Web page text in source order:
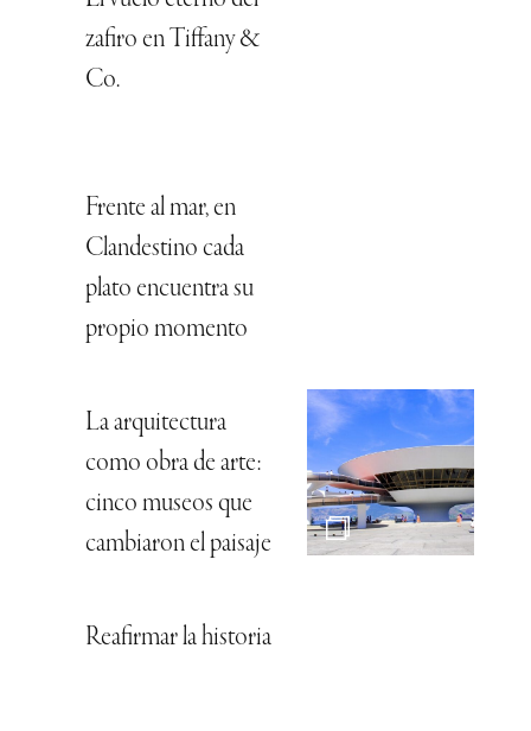
zafiro en Tiffany &
Co.
Frente al mar, en
Clandestino cada
plato encuentra su
propio momento
La arquitectura
como obra de arte:
cinco museos que
cambiaron el paisaje
Reafirmar la historia